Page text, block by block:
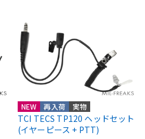
NEW 再入荷 実物
TCI TECS TP120 ヘッドセット
(イヤーピース + PTT)